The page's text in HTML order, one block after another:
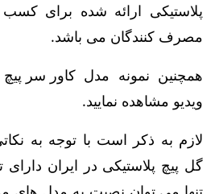
پلاستیکی ارائه شده برای
مصرف کنندگان می باشد.
همچنین نمونه مدل کاور سر
ویدیو مشاهده نمایید.
لازم به ذکر است با توجه به
گل پیچ پلاستیکی در ایران دارای